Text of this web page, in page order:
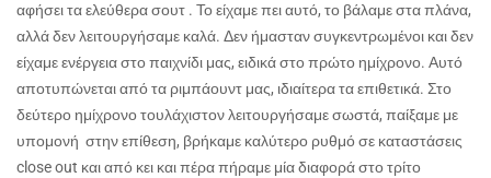
αφήσει τα ελεύθερα σουτ . Το είχαμε πει αυτό, το βάλαμε στα πλάνα,
αλλά δεν λειτουργήσαμε καλά. Δεν ήμασταν συγκεντρωμένοι και δεν
είχαμε ενέργεια στο παιχνίδι μας, ειδικά στο πρώτο ημίχρονο. Αυτό
αποτυπώνεται από τα ριμπάουντ μας, ιδιαίτερα τα επιθετικά. Στο
δεύτερο ημίχρονο τουλάχιστον λειτουργήσαμε σωστά, παίξαμε με
υπομονή στην επίθεση, βρήκαμε καλύτερο ρυθμό σε καταστάσεις
close out και από κει και πέρα πήραμε μία διαφορά στο τρίτο